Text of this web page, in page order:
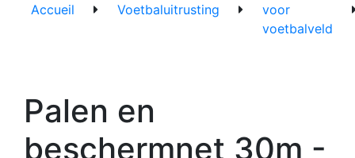
Accueil Voetbaluitrusting
voor
voetbalveld
Palen en
beschermnet 30m -